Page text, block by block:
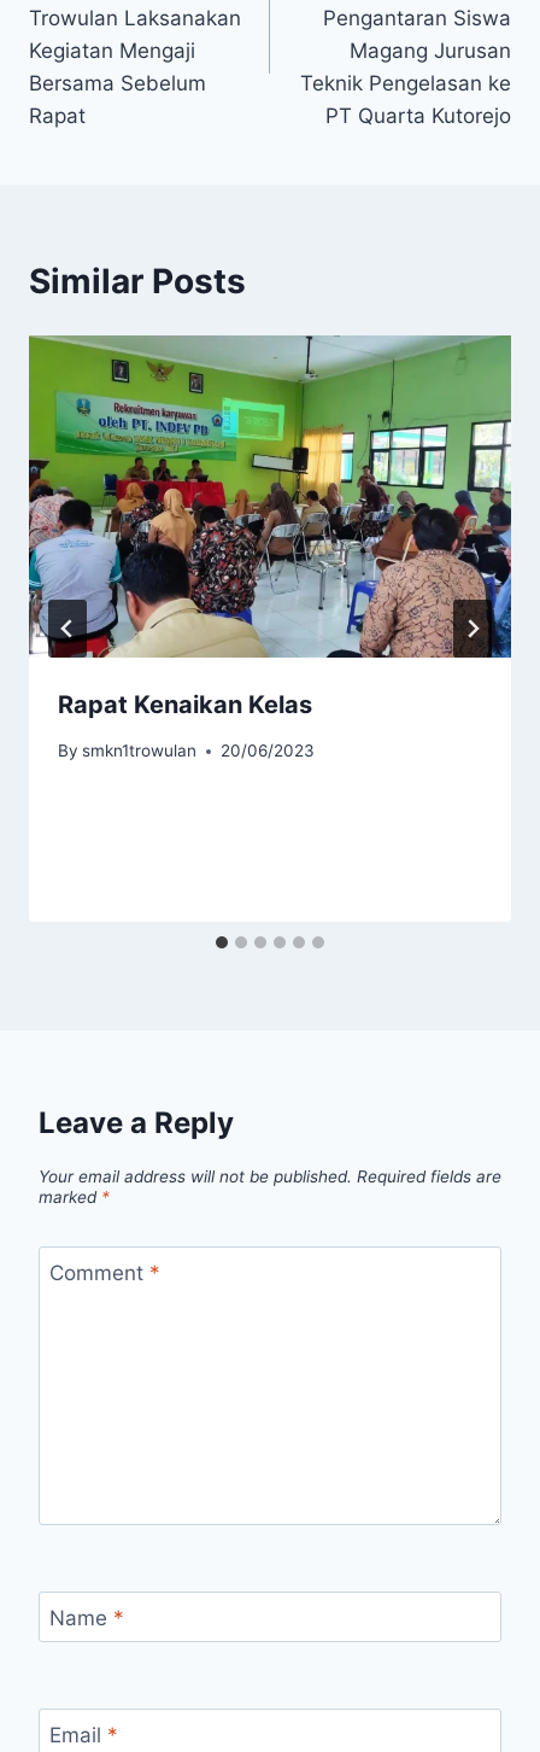
Trowulan Laksanakan
Kegiatan Mengaji
Bersama Sebelum
Rapat
Pengantaran Siswa
Magang Jurusan
Teknik Pengelasan ke
PT Quarta Kutorejo
Similar Posts
Rapat Kenaikan Kelas
By smkn1trowulan 20/06/2023
Leave a Reply
Your email address will not be published. Required fields are
marked *
Comment *
Name *
Email *